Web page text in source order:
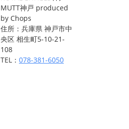
MUTT神戸 produced
by Chops
住所：兵庫県 神戸市中
央区 相生町5-10-21-
108
TEL： 078-381-6050